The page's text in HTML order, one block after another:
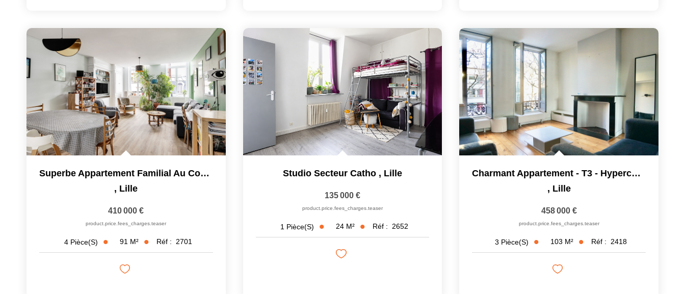
Superbe Appartement Familial Au Coeur De Lille
, Lille
410 000 €
product.price.fees_charges.teaser
4 Pièce(s) 91 M² Réf : 2701
Studio Secteur Catho , Lille
135 000 €
product.price.fees_charges.teaser
1 Pièce(s) 24 M² Réf : 2652
Charmant Appartement - T3 - Hypercentre
, Lille
458 000 €
product.price.fees_charges.teaser
3 Pièce(s) 103 M² Réf : 2418